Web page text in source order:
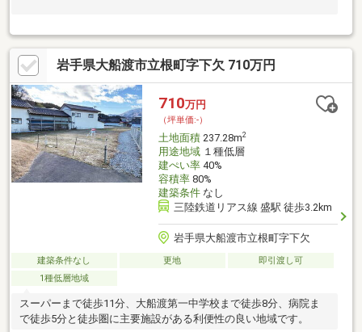
岩手県大船渡市立根町字下欠 710万円
710万円
（坪単価:-）
土地面積237.28m2
用途地域１種低層
建ぺい率40%
容積率80%
建築条件なし
三陸鉄道リアス線 盛駅 徒歩3.2km
岩手県大船渡市立根町字下欠
建築条件なし 更地
即引渡し可
1種低層地域
スーパーまで徒歩11分、大船渡第一中学校まで徒歩8分、病院ま
で徒歩5分と徒歩圏に主要施設がある利便性の良い地域です。